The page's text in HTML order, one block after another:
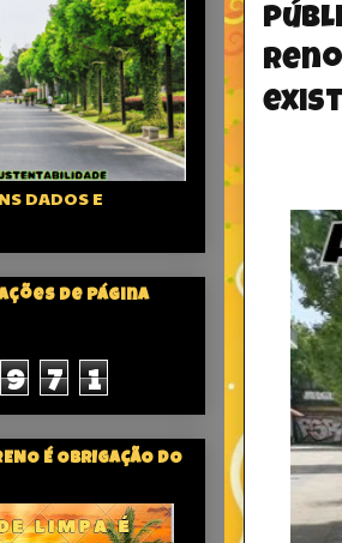
DADOS E
de página
9 7 1
É OBRIGAÇÃO DO